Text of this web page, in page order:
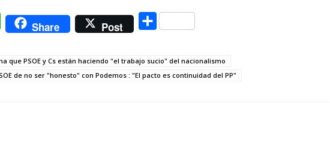
WhatsAppShare Post Compartir
que PSOE y Cs están haciendo "el trabajo sucio" del nacionalismo
de no ser "honesto" con Podemos : "El pacto es continuidad del PP"